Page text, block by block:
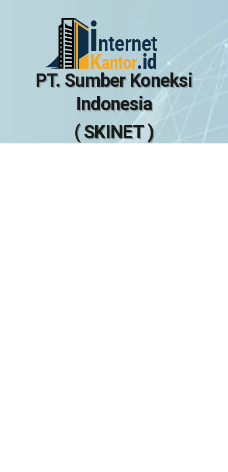
PT. Sumber Koneksi
Indonesia
( SKINET )